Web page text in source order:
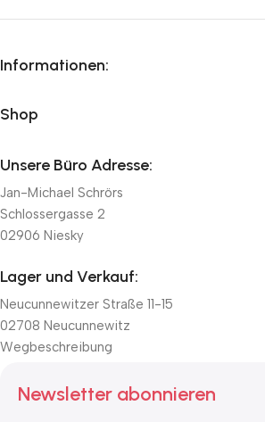
Informationen:
Shop
Unsere Büro Adresse:
Jan-Michael Schrörs
Schlossergasse 2
02906 Niesky
Lager und Verkauf:
Neucunnewitzer Straße 11-15
02708 Neucunnewitz
Wegbeschreibung
Newsletter abonnieren